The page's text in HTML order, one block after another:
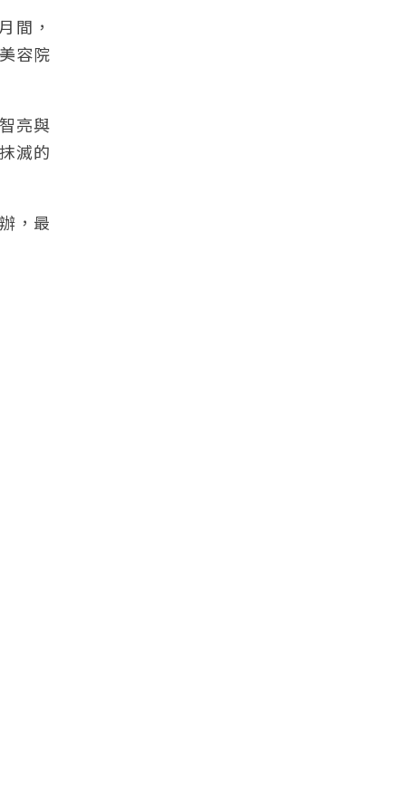
間，
容院
亮與
滅的
，最